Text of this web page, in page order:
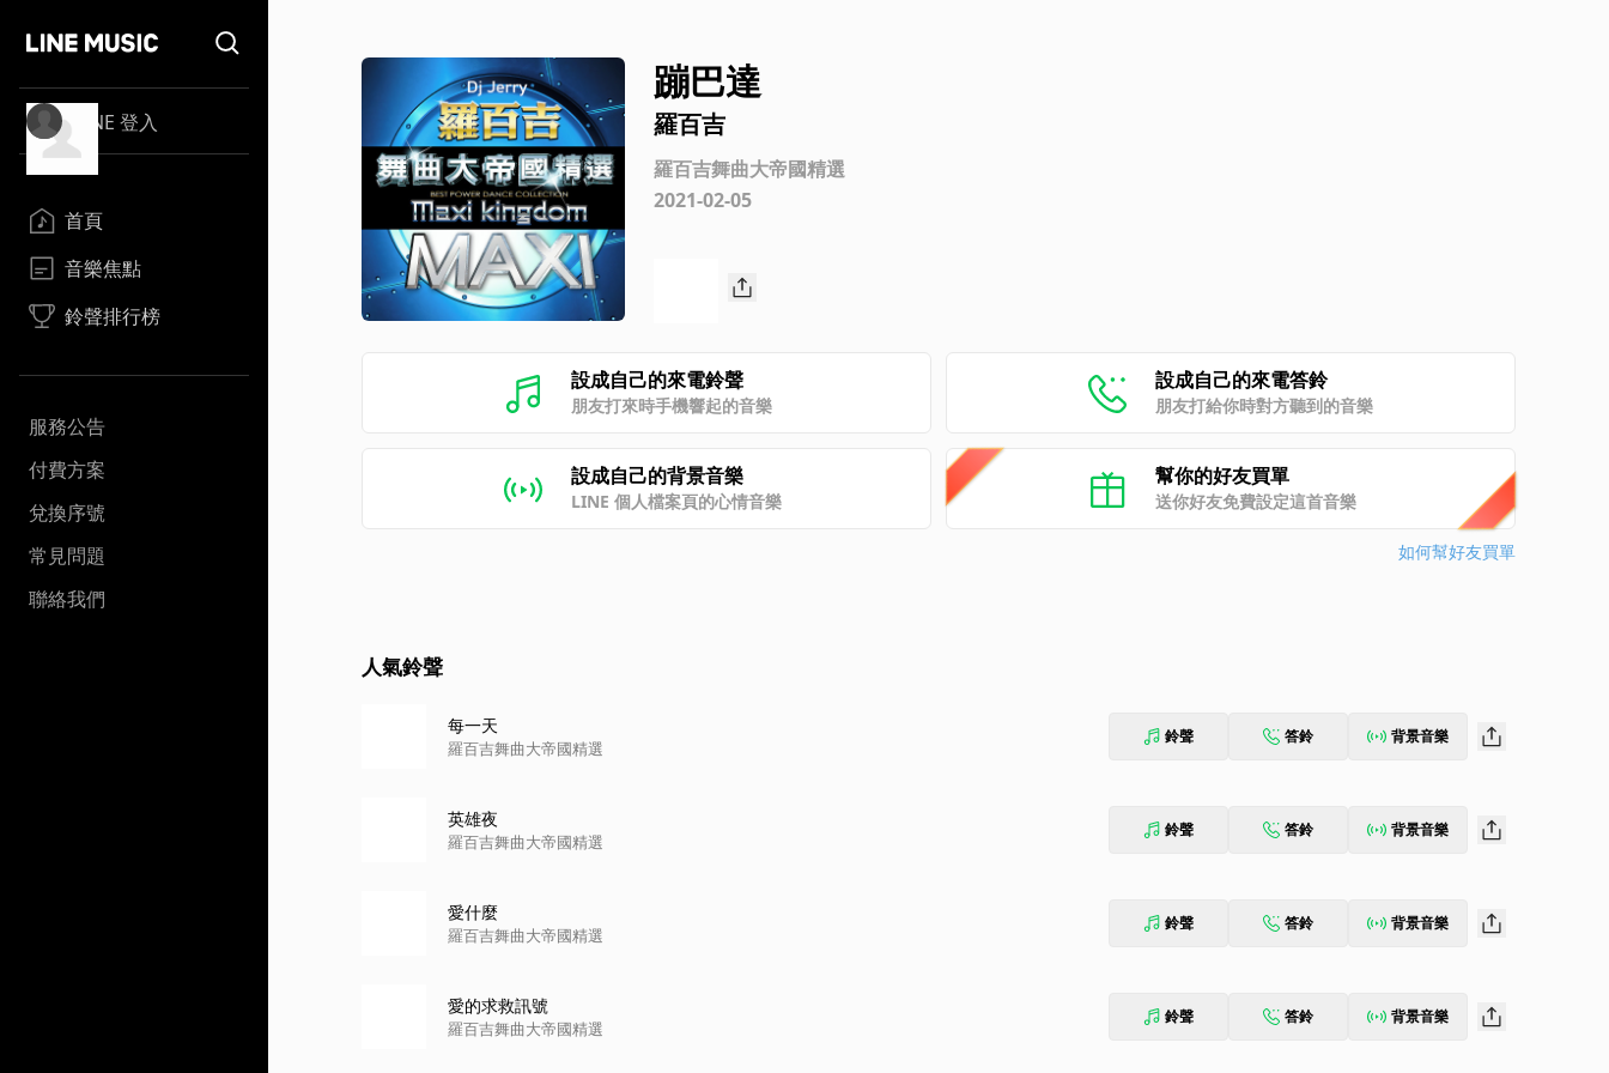
LINE 登入
首頁
音樂焦點
鈴聲排行榜
服務公告
付費方案
兌換序號
常見問題
聯絡我們
蹦巴達
羅百吉
羅百吉舞曲大帝國精選
2021-02-05
設成自己的來電鈴聲
朋友打來時手機響起的音樂
設成自己的來電答鈴
朋友打給你時對方聽到的音樂
設成自己的背景音樂
LINE 個人檔案頁的心情音樂
幫你的好友買單
送你好友免費設定這首音樂
如何幫好友買單
人氣鈴聲
每一天
羅百吉舞曲大帝國精選
鈴聲 答鈴 背景音樂
英雄夜
羅百吉舞曲大帝國精選
鈴聲 答鈴 背景音樂
愛什麼
羅百吉舞曲大帝國精選
鈴聲 答鈴 背景音樂
愛的求救訊號
羅百吉舞曲大帝國精選
鈴聲 答鈴 背景音樂